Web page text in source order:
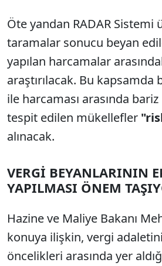
Öte yandan RADAR Sistemi
taramalar sonucu beyan
yapılan harcamalar
araştırılacak. Bu kapsamda
ile harcaması arasında
tespit edilen mükellefler
alınacak.
VERGİ BEYANLARININ
YAPILMASI ÖNEM
Hazine ve Maliye Bakanı
konuya ilişkin, vergi
öncelikleri arasında yer